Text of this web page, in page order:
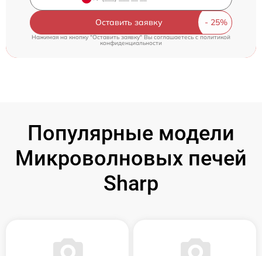
Оставить заявку
Нажимая на кнопку "Оставить заявку" Вы соглашаетесь cполитикой
конфиденциальности
Популярные модели
Микроволновых печей
Sharp